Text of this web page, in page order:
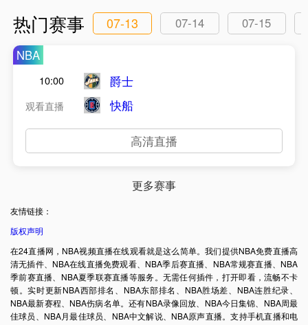
热门赛事 07-13 07-14
07-15
NBA
10:00
观看直播
爵士
快船
高清直播
更多赛事
友情链接：
版权声明
在24直播网，NBA视频直播在线观看就是这么简单。我们提供NBA免费直播高
清无插件、NBA在线直播免费观看、NBA季后赛直播、NBA常规赛直播、NBA
季前赛直播、NBA夏季联赛直播等服务。无需任何插件，打开即看，流畅不卡
顿。实时更新NBA西部排名、NBA东部排名、NBA胜场差、NBA连胜纪录、
NBA最新赛程、NBA伤病名单。还有NBA录像回放、NBA今日集锦、NBA周最
佳球员、NBA月最佳球员、NBA中文解说、NBA原声直播。支持手机直播和电